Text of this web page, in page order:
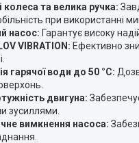
колеса та велика ручка:
при використанні
насос: Гарантує високу
VIBRATION: Ефективно
гарячої води до 50 °C:
двигуна:
зусиллями.
вимкнення насоса: